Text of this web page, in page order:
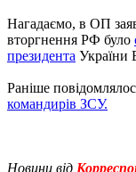
Нагадаємо, в ОП
вторгнення РФ було
президента України
Раніше
командирів ЗСУ.
Новини від